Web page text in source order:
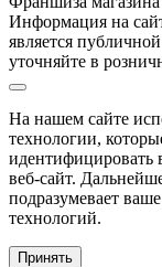
Информация на
является
уточняйте в
На нашем сайте
технологии,
идентифицировать
веб-сайт.
подразумевает
технологий.
Принять